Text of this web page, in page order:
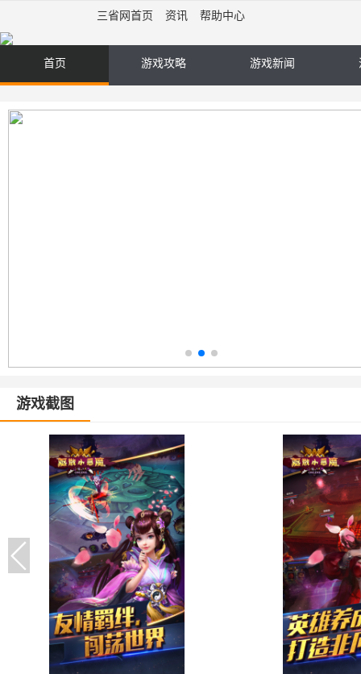
三省网首页 资讯 帮助中心
首页 游戏攻略 游戏新闻
游戏截图